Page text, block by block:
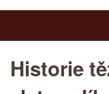
Historie